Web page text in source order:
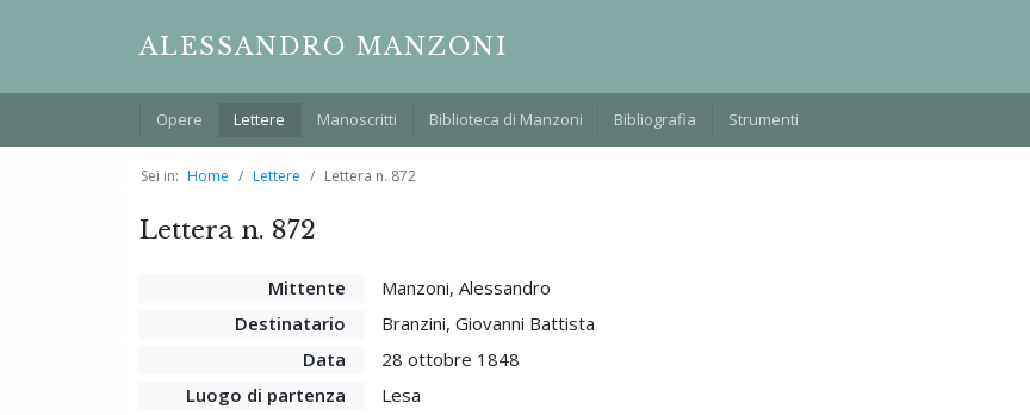
ALESSANDRO MANZONI
Opere Lettere Manoscritti Biblioteca di Manzoni Bibliografia Strumenti
Sei in: Home Lettere Lettera n. 872
Lettera n. 872
Mittente
Manzoni, Alessandro
Destinatario
Branzini, Giovanni Battista
Data
28 ottobre 1848
Luogo di partenza
Lesa